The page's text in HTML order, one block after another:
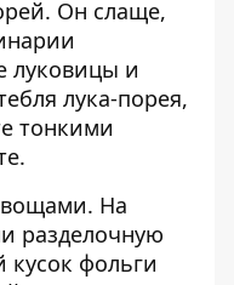
Он слаще,
луковицы и
лука-порея,
тонкими
На
разделочную
фольги